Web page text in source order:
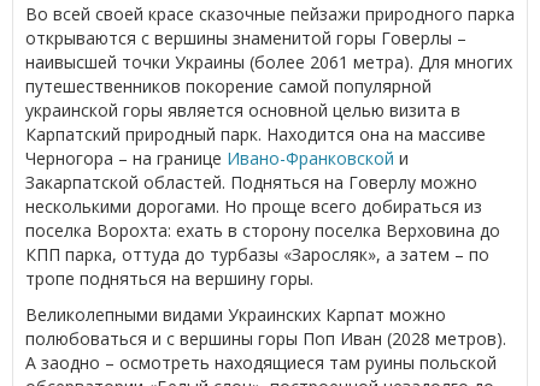
Во всей своей красе сказочные пейзажи природного парка
открываются с вершины знаменитой горы Говерлы –
наивысшей точки Украины (более 2061 метра). Для многих
путешественников покорение самой популярной
украинской горы является основной целью визита в
Карпатский природный парк. Находится она на массиве
Черногора – на границе Ивано-Франковской и
Закарпатской областей. Подняться на Говерлу можно
несколькими дорогами. Но проще всего добираться из
поселка Ворохта: ехать в сторону поселка Верховина до
КПП парка, оттуда до турбазы «Заросляк», а затем – по
тропе подняться на вершину горы.
Великолепными видами Украинских Карпат можно
полюбоваться и с вершины горы Поп Иван (2028 метров).
А заодно – осмотреть находящиеся там руины польской